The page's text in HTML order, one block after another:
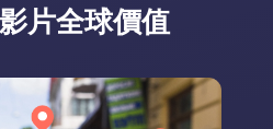
片全球價值